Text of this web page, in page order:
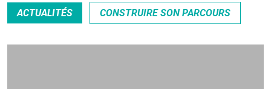
ACTUALITÉS CONSTRUIRE SON PARCOURS